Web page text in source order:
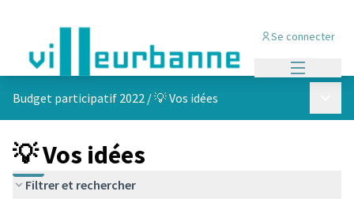
Se connecter
Budget participatif 2022 /💡 Vos idées
💡 Vos idées
Filtrer et rechercher